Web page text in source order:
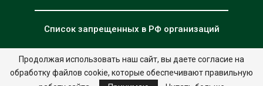
Список запрещенных в РФ организаций
© 2026 - НИА "Экология". Все права защищены. Дизайн:nia.eco
Продолжая использовать наш сайт, вы даете согласие на
обработку файлов cookie, которые обеспечивают правильную